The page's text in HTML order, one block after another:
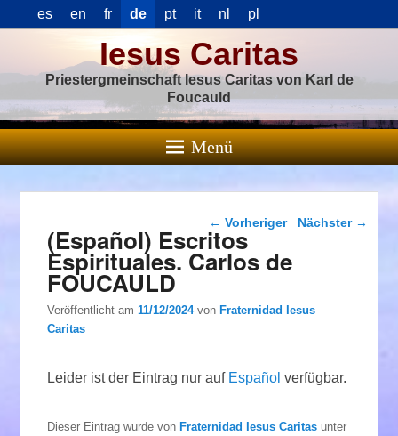
es en fr de pt it nl pl
Iesus Caritas
Priestergmeinschaft Iesus Caritas von Karl de
Foucauld
Menü
Beitragsnavigation
← Vorheriger Nächster →
(Español) Escritos
Espirituales. Carlos de
FOUCAULD
Veröffentlicht am11/12/2024 vonFraternidad Iesus
Caritas
Leider ist der Eintrag nur auf Español verfügbar.
Dieser Eintrag wurde vonFraternidad Iesus Caritas unter